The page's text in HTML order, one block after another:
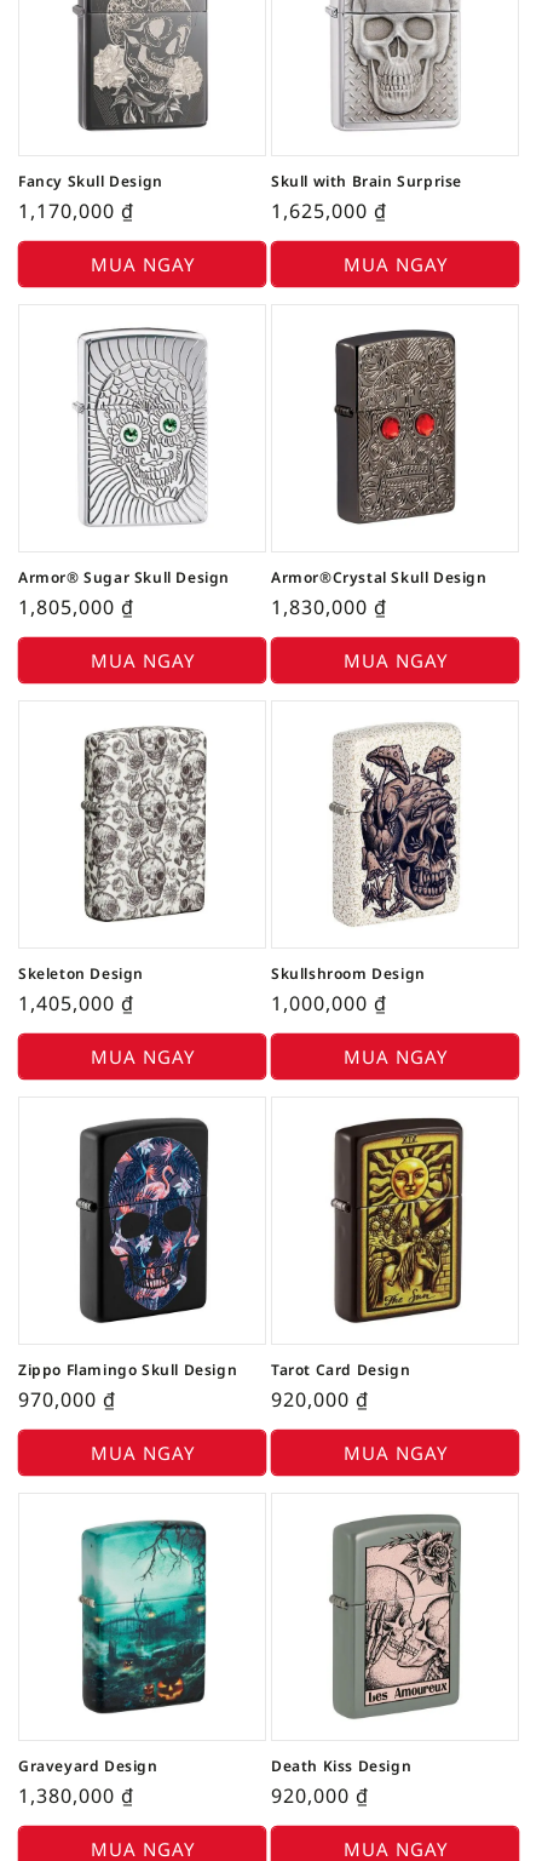
Fancy Skull Design
1,170,000 ₫
MUA NGAY
Skull with Brain Surprise
1,625,000 ₫
MUA NGAY
Armor® Sugar Skull Design
1,805,000 ₫
MUA NGAY
Armor®Crystal Skull Design
1,830,000 ₫
MUA NGAY
Skeleton Design
1,405,000 ₫
MUA NGAY
Skullshroom Design
1,000,000 ₫
MUA NGAY
Zippo Flamingo Skull Design
970,000 ₫
MUA NGAY
Tarot Card Design
920,000 ₫
MUA NGAY
Graveyard Design
1,380,000 ₫
MUA NGAY
Death Kiss Design
920,000 ₫
MUA NGAY